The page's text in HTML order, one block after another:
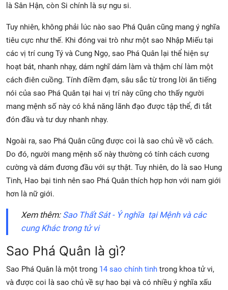
là Sân Hận, còn Si chính là sự ngu si.
Tuy nhiên, không phải lúc nào sao Phá Quân cũng mang ý nghĩa
tiêu cực như thế. Khi đóng vai trò như một sao Nhập Miếu tại
các vị trí cung Tý và Cung Ngọ, sao Phá Quân lại thể hiện sự
hoạt bát, nhanh nhạy, dám nghĩ dám làm và thậm chí làm một
cách điên cuồng. Tính điềm đạm, sâu sắc từ trong lời ăn tiếng
nói của sao Phá Quân tại hai vị trí này cũng cho thấy người
mang mệnh số này có khả năng lãnh đạo được tập thể, đi tắt
đón đầu và tư duy nhanh nhạy.
Ngoài ra, sao Phá Quân cũng được coi là sao chủ về võ cách.
Do đó, người mang mệnh số này thường có tính cách cương
cường và dám đương đầu với sự thật. Tuy nhiên, do là sao Hung
Tinh, Hao bại tinh nên sao Phá Quân thích hợp hơn với nam giới
hơn là nữ giới.
Xem thêm: Sao Thất Sát - Ý nghĩa tại Mệnh và các
cung Khác trong tử vi
Sao Phá Quân là gì?
Sao Phá Quân là một trong 14 sao chính tinh trong khoa tử vi,
và được coi là sao chủ về sự hao bại và có nhiều ý nghĩa xấu